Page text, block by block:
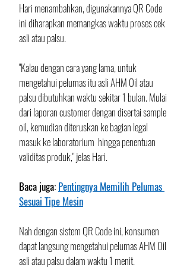
Hari menambahkan, digunakannya QR Code
ini diharapkan memangkas waktu proses cek
asli atau palsu.
"Kalau dengan cara yang lama, untuk
mengetahui pelumas itu asli AHM Oil atau
palsu dibutuhkan waktu sekitar 1 bulan. Mulai
dari laporan customer dengan disertai sample
oil, kemudian diteruskan ke bagian legal
masuk ke laboratorium  hingga penentuan
validitas produk," jelas Hari.
Baca juga: Pentingnya Memilih Pelumas
Sesuai Tipe Mesin
Nah dengan sistem QR Code ini, konsumen
dapat langsung mengetahui pelumas AHM Oil
asli atau palsu dalam waktu 1 menit.